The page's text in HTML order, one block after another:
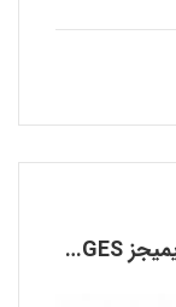
کرم فرم دهنده و سفت کننده بدن ایمیجز IMAGES